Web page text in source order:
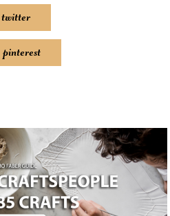
twitter
pinterest